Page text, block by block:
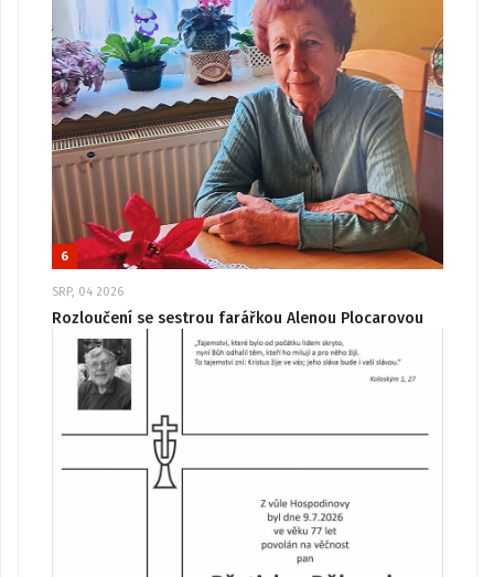
6
SRP, 04 2026
Rozloučení se sestrou farářkou Alenou Plocarovou